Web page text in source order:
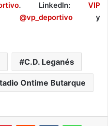
. LinkedIn: VIP
@vp_deportivo y
C.D. Leganés
Ontime Butarque